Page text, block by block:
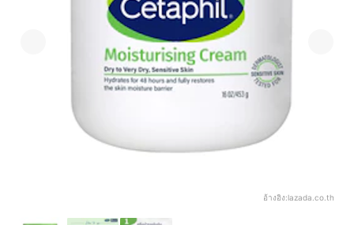
อ้างอิง:lazada.co.th